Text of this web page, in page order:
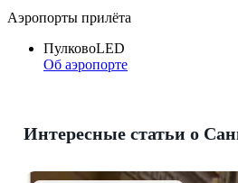
Аэропорты прилёта
ПулковоLED
Об аэропорте
Интересные статьи о